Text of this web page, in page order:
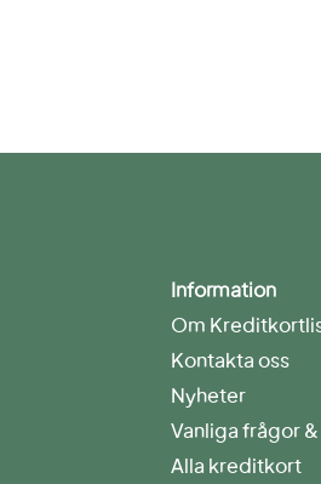
Information
Om
Kontakta oss
Nyheter
Vanliga frågor &
Alla kreditkort